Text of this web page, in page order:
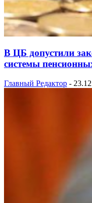
В ЦБ допустили
системы
Главный Редактор -